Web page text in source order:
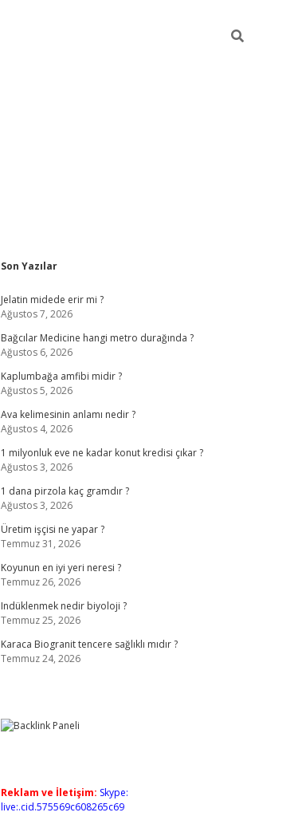
Sidebar
Son Yazılar
Jelatin midede erir mi ?
Ağustos 7, 2026
Bağcılar Medicine hangi metro durağında ?
Ağustos 6, 2026
Kaplumbağa amfibi midir ?
Ağustos 5, 2026
Ava kelimesinin anlamı nedir ?
Ağustos 4, 2026
1 milyonluk eve ne kadar konut kredisi çıkar ?
Ağustos 3, 2026
1 dana pirzola kaç gramdır ?
Ağustos 3, 2026
Üretim işçisi ne yapar ?
Temmuz 31, 2026
Koyunun en iyi yeri neresi ?
Temmuz 26, 2026
Indüklenmek nedir biyoloji ?
Temmuz 25, 2026
Karaca Biogranit tencere sağlıklı mıdır ?
Temmuz 24, 2026
Reklam ve İletişim: Skype:
live:.cid.575569c608265c69